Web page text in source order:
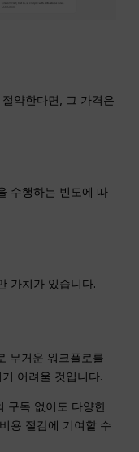
약한다면, 그 가격은
수행하는 빈도에 따
가치가 있습니다.
무거운 워크플로를
어려울 것입니다.
구독 없이도 다양한
용 절감에 기여할 수